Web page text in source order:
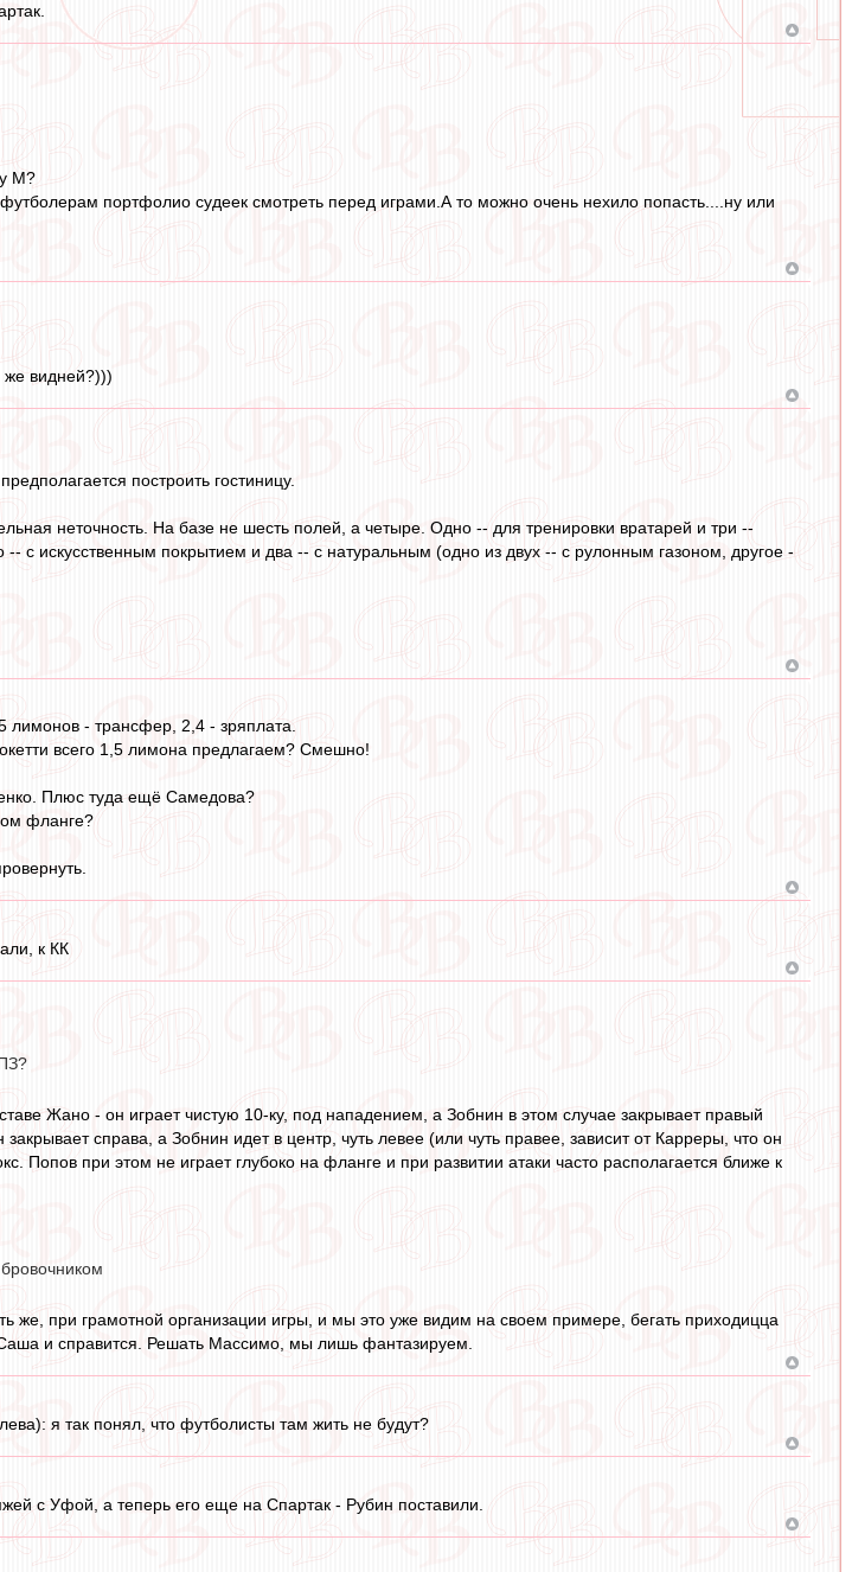
М?
портфолио судеек смотреть перед играми.А то можно очень нехило попасть....ну или
видней?)))
построить гостиницу.
неточность. На базе не шесть полей, а четыре. Одно -- для тренировки вратарей и три --
с искусственным покрытием и два -- с натуральным (одно из двух -- с рулонным газоном, другое -
лимонов - трансфер, 2,4 - зряплата.
всего 1,5 лимона предлагаем? Смешно!
Плюс туда ещё Самедова?
фланге?
к КК
Жано - он играет чистую 10-ку, под нападением, а Зобнин в этом случае закрывает правый
справа, а Зобнин идет в центр, чуть левее (или чуть правее, зависит от Карреры, что он
Попов при этом не играет глубоко на фланге и при развитии атаки часто располагается ближе к
при грамотной организации игры, и мы это уже видим на своем примере, бегать приходицца
и справится. Решать Массимо, мы лишь фантазируем.
я так понял, что футболисты там жить не будут?
с Уфой, а теперь его еще на Спартак - Рубин поставили.